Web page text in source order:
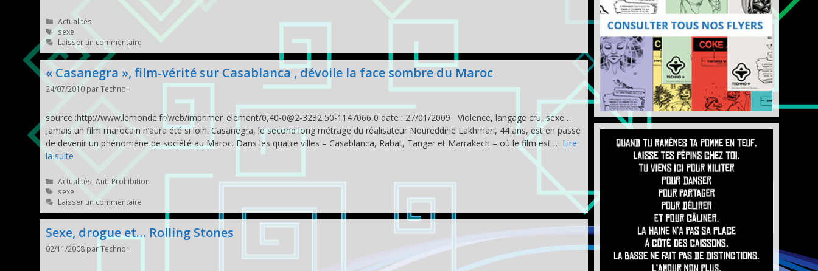
Catégories
Actualités
Étiquettes
sexe
Laisser un commentaire
« Casanegra », film-vérité sur Casablanca , dévoile la face sombre du Maroc
24/07/2010 parTechno+
source :http://www.lemonde.fr/web/imprimer_element/0,40-0@2-3232,50-1147066,0 date : 27/01/2009 Violence, langage cru, sexe…
Jamais un film marocain n’aura été si loin. Casanegra, le second long métrage du réalisateur Noureddine Lakhmari, 44 ans, est en passe
de devenir un phénomène de société au Maroc. Dans les quatre villes – Casablanca, Rabat, Tanger et Marrakech – où le film est … Lire
la suite
Catégories
Actualités, Anti-Prohibition
Étiquettes
sexe
Laisser un commentaire
Sexe, drogue et… Rolling Stones
02/11/2008 parTechno+